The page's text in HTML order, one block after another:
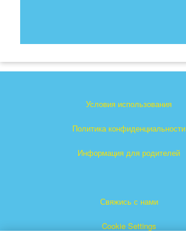
Условия использования
Политика конфиденциальности
Информация для родителей
Свяжись с нами
Cookie Settings